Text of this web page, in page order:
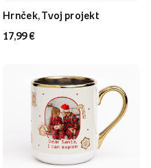
Hrnček, Tvoj projekt
17,99 €